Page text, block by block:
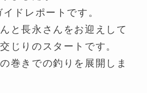
ドレポートです。
と長永さんをお迎えして
じりのスタートです。
巻きでの釣りを展開しま